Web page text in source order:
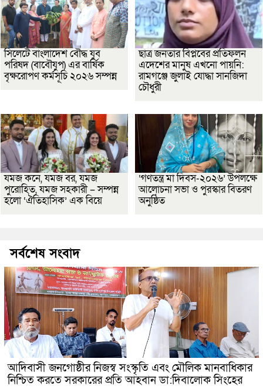
সিলেটে বাংলাদেশ বৌদ্ধ যুব
পরিষদ (বাবৌযুপ) এর বার্ষিক
বৃক্ষরোপণ কর্মসূচি ২০২৬ সম্পন্ন
ছাত্র জনতার বিপ্লবের প্রতিফলন
এদেশের মানুষ এখনো পায়নি:
রামগঞ্জে জুলাই যোদ্ধা সানজিদা
চৌধুরী
যমজ কনে, যমজ বর, যমজ
পুরোহিত, যমজ সহকারী – সম্পন্ন
হলো ‘ঐতিহাসিক’ এক বিয়ে
‘গণতন্ত্র মা দিবস-২০২৬’ উপলক্ষে
আলোচনা সভা ও পুরস্কার বিতরণ
অনুষ্ঠিত
সর্বশেষ সংবাদ
আদিবাসী জনগোষ্ঠীর নিজস্ব সংস্কৃতি এবং মৌলিক মানবাধিকার
নিশ্চিত করতে সরকারের প্রতি আহবান ডা:দিবালোক সিংহের